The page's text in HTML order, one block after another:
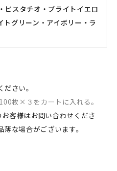
ピスタチオ・ブライトイエロ
グリーン・アイボリー・ラ
さい。
枚×３をカートに入れる。
客様はお問い合わせくださ
な場合がございます。